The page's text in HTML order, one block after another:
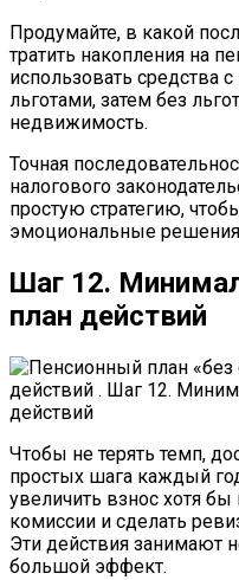
Продумайте, в какой
тратить накопления на
использовать средства
льготами, затем без
недвижимость.
Точная
налогового
простую стратегию,
эмоциональные
Шаг 12.
план действий
Чтобы не терять темп,
простых шага каждый
увеличить взнос хотя
комиссии и сделать
Эти действия занимают
большой эффект.